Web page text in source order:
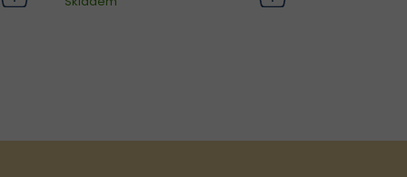
a
„finishing sérum“ – tedy